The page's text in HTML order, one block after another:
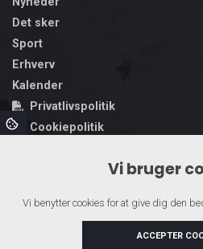
Det sker
Sport
Erhverv
Kalender
Privatlivspolitik
Cookiepolitik
Politisk annoncering &Vi bruger
Vi benytter cookies for at give dig den
ACCEPTER